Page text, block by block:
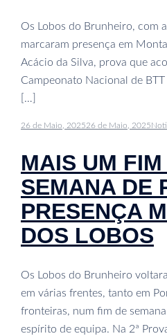
Os Lobos do Brunheiro, com
marcaram presença em
Acácio da Silva, prova que
Campeonato Nacional de
[…]
26 de Maio, 202526 de Maio, 2025
MAIS UM
SEMANA DE
PRESENÇA
DOS LOBOS
Os Lobos do Brunheiro
em várias frentes, tanto em
fronteiras, num fim de
espírito de equipa. Na 2ª